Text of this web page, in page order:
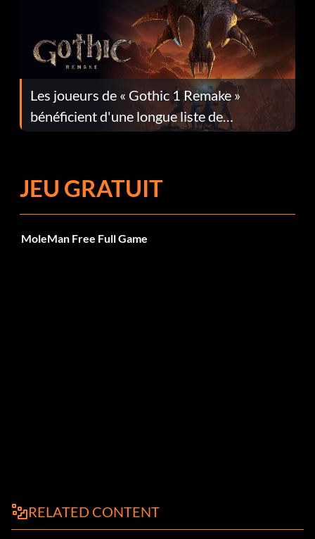
Les joueurs de « Gothic 1 Remake »
bénéficient d'une longue liste de
corrections dans la mise à jour 1.0.4
JEU GRATUIT
MoleMan Free Full Game
RELATED CONTENT